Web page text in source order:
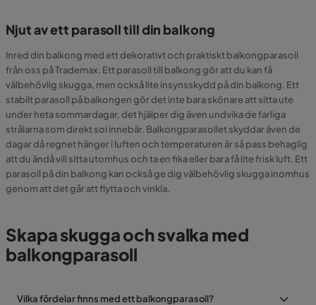
Njut av ett parasoll till din balkong
Inred din balkong med ett dekorativt och praktiskt balkongparasoll
från oss på Trademax. Ett parasoll till balkong gör att du kan få
välbehövlig skugga, men också lite insynsskydd på din balkong. Ett
stabilt parasoll på balkongen gör det inte bara skönare att sitta ute
under heta sommardagar, det hjälper dig även undvika de farliga
strålarna som direkt sol innebär. Balkongparasollet skyddar även de
dagar då regnet hänger i luften och temperaturen är så pass behaglig
att du ändå vill sitta utomhus och ta en fika eller bara få lite frisk luft. Ett
parasoll på din balkong kan också ge dig välbehövlig skugga inomhus
genom att det går att flytta och vinkla.
Skapa skugga och svalka med
balkongparasoll
Vilka fördelar finns med ett balkongparasoll?